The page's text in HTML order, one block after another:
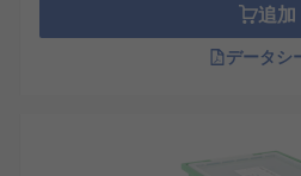
追加
データシ